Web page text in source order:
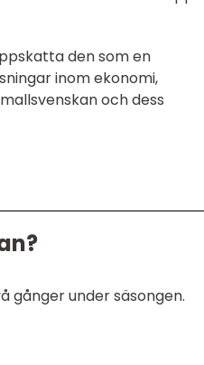
den som en
inom ekonomi,
och dess
gånger under säsongen.